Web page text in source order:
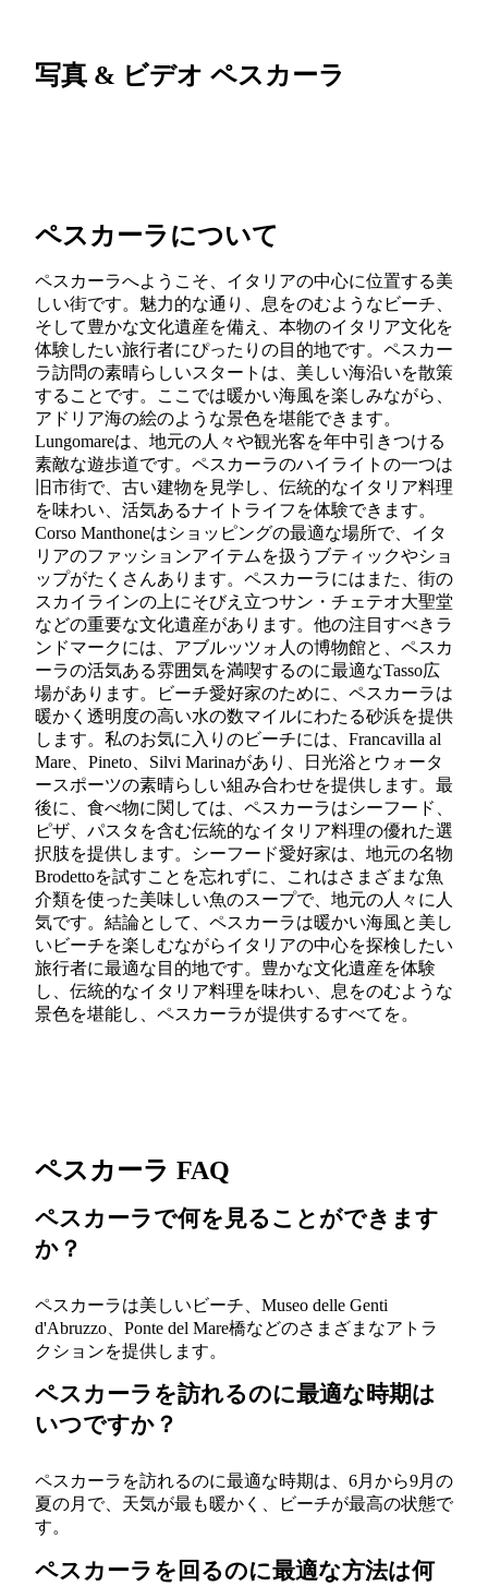
写真 & ビデオ ペスカーラ
ペスカーラについて
ペスカーラへようこそ、イタリアの中心に位置する美
しい街です。魅力的な通り、息をのむようなビーチ、
そして豊かな文化遺産を備え、本物のイタリア文化を
体験したい旅行者にぴったりの目的地です。ペスカー
ラ訪問の素晴らしいスタートは、美しい海沿いを散策
することです。ここでは暖かい海風を楽しみながら、
アドリア海の絵のような景色を堪能できます。
Lungomareは、地元の人々や観光客を年中引きつける
素敵な遊歩道です。ペスカーラのハイライトの一つは
旧市街で、古い建物を見学し、伝統的なイタリア料理
を味わい、活気あるナイトライフを体験できます。
Corso Manthoneはショッピングの最適な場所で、イタ
リアのファッションアイテムを扱うブティックやショ
ップがたくさんあります。ペスカーラにはまた、街の
スカイラインの上にそびえ立つサン・チェテオ大聖堂
などの重要な文化遺産があります。他の注目すべきラ
ンドマークには、アブルッツォ人の博物館と、ペスカ
ーラの活気ある雰囲気を満喫するのに最適なTasso広
場があります。ビーチ愛好家のために、ペスカーラは
暖かく透明度の高い水の数マイルにわたる砂浜を提供
します。私のお気に入りのビーチには、Francavilla al
Mare、Pineto、Silvi Marinaがあり、日光浴とウォータ
ースポーツの素晴らしい組み合わせを提供します。最
後に、食べ物に関しては、ペスカーラはシーフード、
ピザ、パスタを含む伝統的なイタリア料理の優れた選
択肢を提供します。シーフード愛好家は、地元の名物
Brodettoを試すことを忘れずに、これはさまざまな魚
介類を使った美味しい魚のスープで、地元の人々に人
気です。結論として、ペスカーラは暖かい海風と美し
いビーチを楽しむながらイタリアの中心を探検したい
旅行者に最適な目的地です。豊かな文化遺産を体験
し、伝統的なイタリア料理を味わい、息をのむような
景色を堪能し、ペスカーラが提供するすべてを。
ペスカーラ FAQ
ペスカーラで何を見ることができます
か？
ペスカーラは美しいビーチ、Museo delle Genti
d'Abruzzo、Ponte del Mare橋などのさまざまなアトラ
クションを提供します。
ペスカーラを訪れるのに最適な時期は
いつですか？
ペスカーラを訪れるのに最適な時期は、6月から9月の
夏の月で、天気が最も暖かく、ビーチが最高の状態で
す。
ペスカーラを回るのに最適な方法は何